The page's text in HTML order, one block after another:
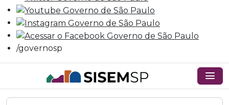
/governosp
menu